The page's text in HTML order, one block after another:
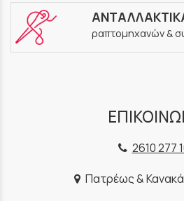
ραπτομηχανών &
2610 277
Πατρέως &